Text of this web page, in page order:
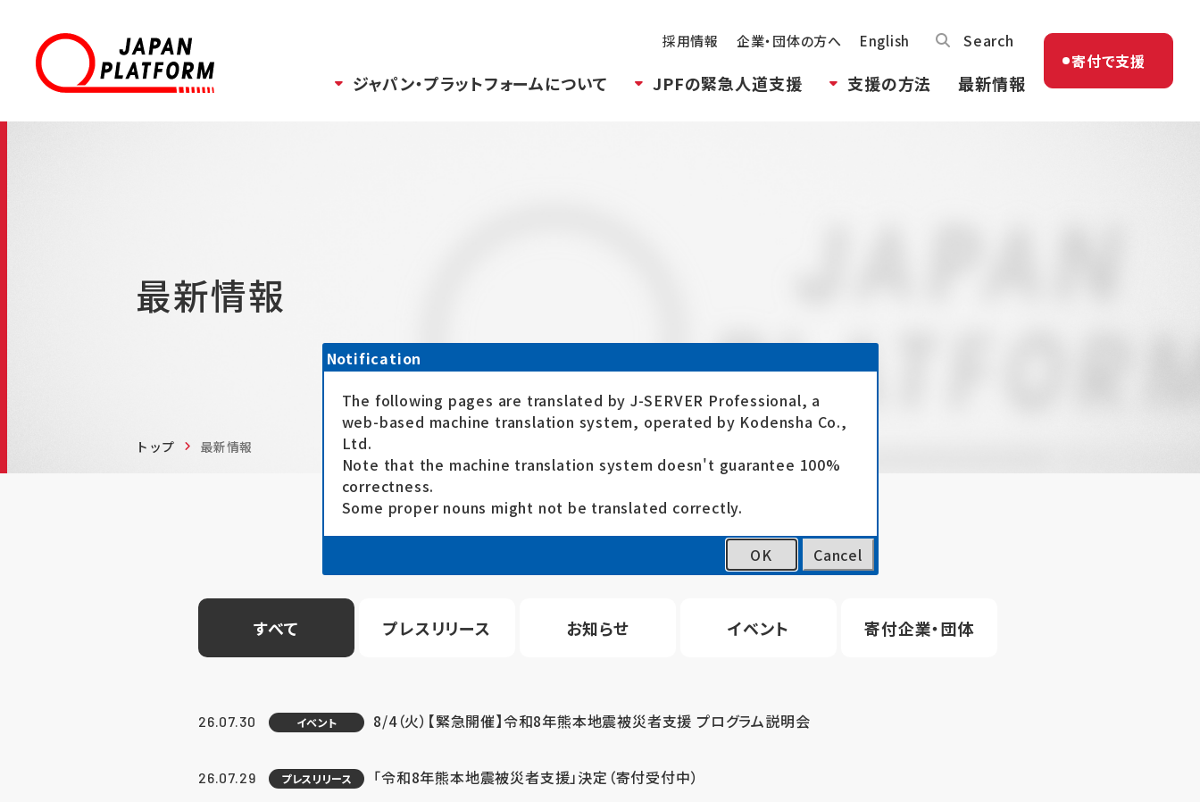
採用情報 企業・団体の方へ English Search
ジャパン・プラットフォームについて JPFの緊急人道支援 支援の方法 最新情報
寄付で支援
最新情報
トップ 最新情報
すべて プレスリリース お知らせ イベント 寄付企業・団体
26.07.30 イベント 8/4（火）【緊急開催】令和8年熊本地震被災者支援 プログラム説明会
26.07.29 プレスリリース 「令和8年熊本地震被災者支援」決定（寄付受付中）
Notification
The following pages are translated by J-SERVER Professional, a
web-based machine translation system, operated by Kodensha Co.,
Ltd.
Note that the machine translation system doesn't guarantee 100%
correctness.
Some proper nouns might not be translated correctly.
OK Cancel